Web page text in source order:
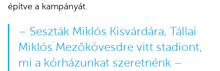
építve a kampányát.
– Seszták Miklós Kisvárdára, Tállai
Miklós Mezőkövesdre vitt stadiont,
mi a kórházunkat szeretnénk –